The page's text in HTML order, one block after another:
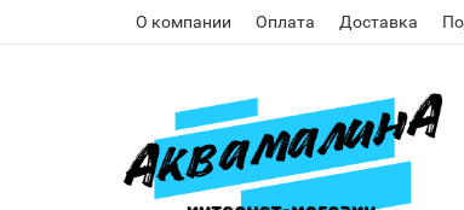
О компании Оплата Доставка